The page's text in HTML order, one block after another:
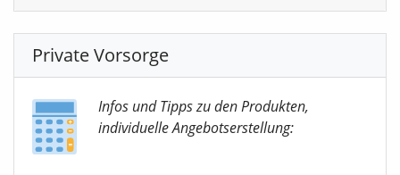
Private Vorsorge
Infos und Tipps zu den Produkten,
individuelle Angebotserstellung: